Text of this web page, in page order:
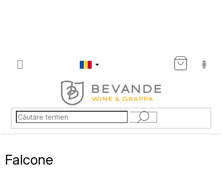
COŞ
Falcone